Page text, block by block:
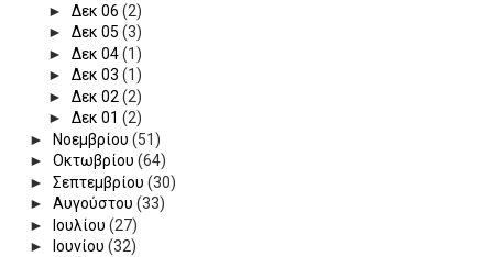
► Δεκ 06 (2)
► Δεκ 05 (3)
► Δεκ 04(1)
► Δεκ 03 (1)
► Δεκ 02 (2)
► Δεκ 01 (2)
►
Νοεμβρίου (51)
► Οκτωβρίου (64)
► Σεπτεμβρίου (30)
► Αυγούστου (33)
►
Ιουλίου (27)
►
Ιουνίου (32)